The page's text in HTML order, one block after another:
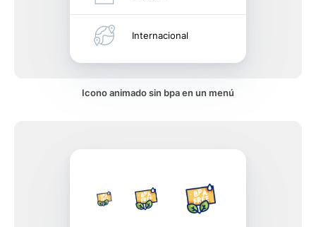
Internacional
Icono animado sin bpa en un menú